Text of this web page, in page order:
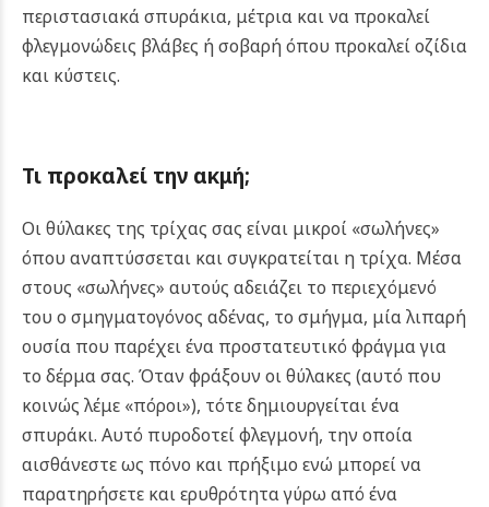
περιστασιακά σπυράκια, μέτρια και να προκαλεί
φλεγμονώδεις βλάβες ή σοβαρή όπου προκαλεί οζίδια
και κύστεις.
Τι προκαλεί την ακμή;
Οι θύλακες της τρίχας σας είναι μικροί «σωλήνες»
όπου αναπτύσσεται και συγκρατείται η τρίχα. Μέσα
στους «σωλήνες» αυτούς αδειάζει το περιεχόμενό
του ο σμηγματογόνος αδένας, το σμήγμα, μία λιπαρή
ουσία που παρέχει ένα προστατευτικό φράγμα για
το δέρμα σας. Όταν φράξουν οι θύλακες (αυτό που
κοινώς λέμε «πόροι»), τότε δημιουργείται ένα
σπυράκι. Αυτό πυροδοτεί φλεγμονή, την οποία
αισθάνεστε ως πόνο και πρήξιμο ενώ μπορεί να
παρατηρήσετε και ερυθρότητα γύρω από ένα